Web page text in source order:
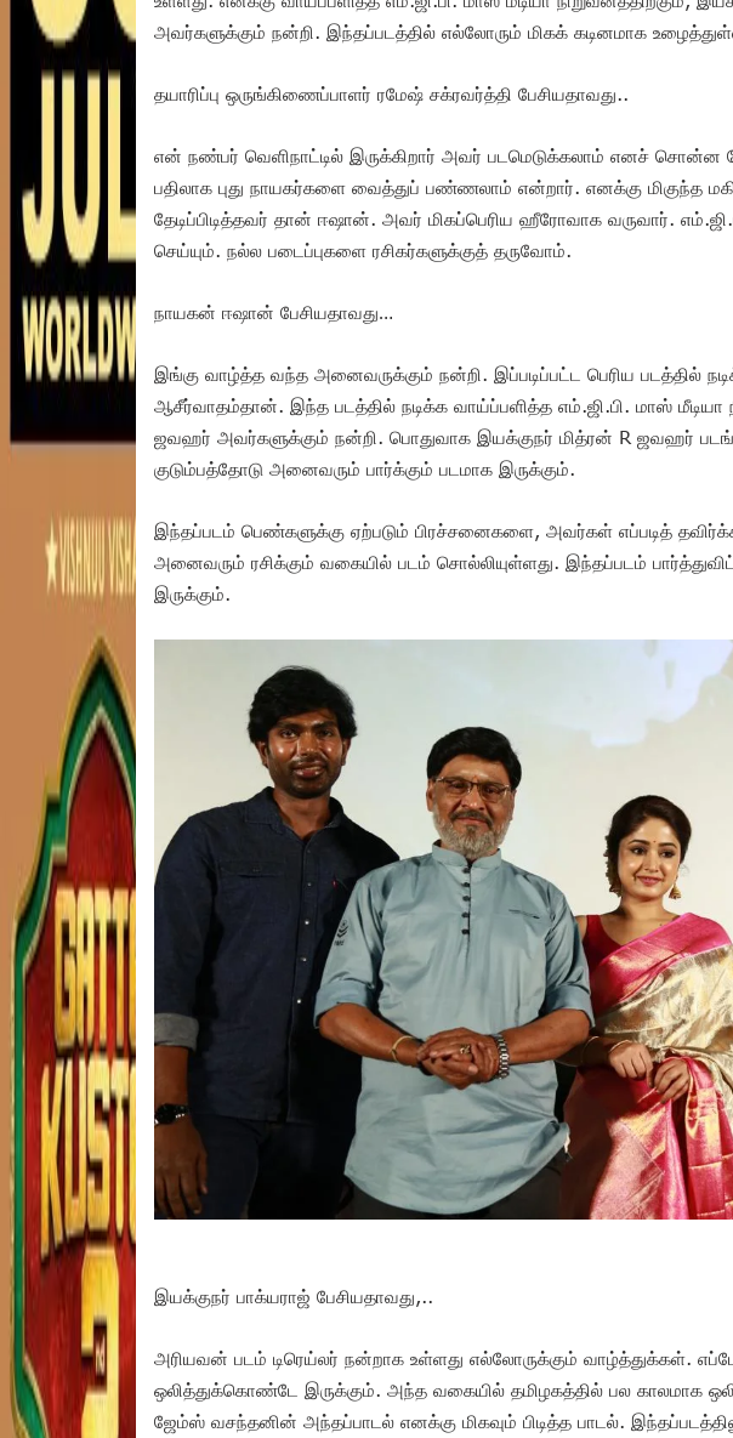
அவர்களுக்கும் நன்றி. இந்தப்படத்தில் எல்லோரும் மிகக் கடினமாக
தயாரிப்பு ஒருங்கிணைப்பாளர் ரமேஷ் சக்ரவர்த்தி பேசியதாவது..
என் நண்பர் வெளிநாட்டில் இருக்கிறார் அவர் படமெடுக்கலாம் எனச் சொன்ன
பதிலாக புது நாயகர்களை வைத்துப் பண்ணலாம் என்றார். எனக்கு மிகுந்த
தேடிப்பிடித்தவர் தான் ஈஷான். அவர் மிகப்பெரிய ஹீரோவாக வருவார்.
செய்யும். நல்ல படைப்புகளை ரசிகர்களுக்குத் தருவோம்.
நாயகன் ஈஷான் பேசியதாவது…
இங்கு வாழ்த்த வந்த அனைவருக்கும் நன்றி. இப்படிப்பட்ட பெரிய படத்தில்
ஆசீர்வாதம்தான். இந்த படத்தில் நடிக்க வாய்ப்பளித்த எம்.ஜி.பி. மாஸ் மீடியா
ஜவஹர் அவர்களுக்கும் நன்றி. பொதுவாக இயக்குநர் மித்ரன் R ஜவஹர்
குடும்பத்தோடு அனைவரும் பார்க்கும் படமாக இருக்கும்.
இந்தப்படம் பெண்களுக்கு ஏற்படும் பிரச்சனைகளை, அவர்கள் எப்படித்
அனைவரும் ரசிக்கும் வகையில் படம் சொல்லியுள்ளது. இந்தப்படம்
இருக்கும்.
இயக்குநர் பாக்யராஜ் பேசியதாவது,..
அரியவன் படம் டிரெய்லர் நன்றாக உள்ளது எல்லோருக்கும் வாழ்த்துக்கள்.
ஒலித்துக்கொண்டே இருக்கும். அந்த வகையில் தமிழகத்தில் பல காலமாக
ஜேம்ஸ் வசந்தனின் அந்தப்பாடல் எனக்கு மிகவும் பிடித்த பாடல்.